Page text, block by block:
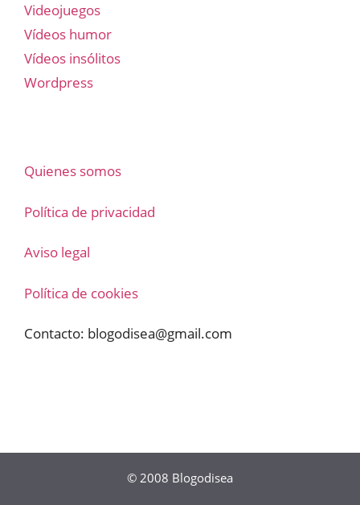
Videojuegos
Vídeos humor
Vídeos insólitos
Wordpress
Quienes somos
Política de privacidad
Aviso legal
Política de cookies
Contacto: blogodisea@gmail.com
© 2008 Blogodisea